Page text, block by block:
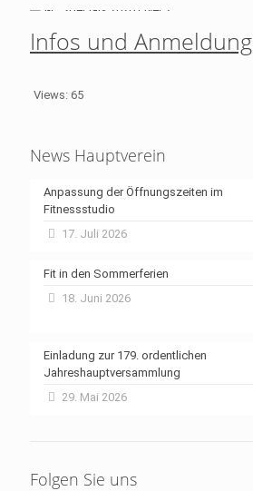
Infos und Anmeldung
Views: 65
News Hauptverein
Anpassung der Öffnungszeiten im
Fitnessstudio
17. Juli 2026
Fit in den Sommerferien
18. Juni 2026
Einladung zur 179. ordentlichen
Jahreshauptversammlung
29. Mai 2026
Folgen Sie uns